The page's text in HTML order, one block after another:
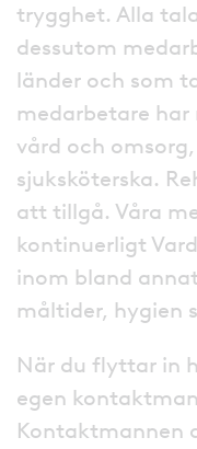
trygghet. Alla
dessutom
länder och som
medarbetare
vård och
sjuksköterska.
att tillgå. Våra
kontinuerligt
inom bland
måltider, hygien
När du flyttar in
egen
Kontaktmannen